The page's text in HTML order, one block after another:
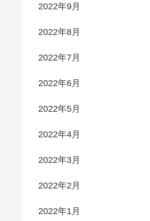
2022年9月
2022年8月
2022年7月
2022年6月
2022年5月
2022年4月
2022年3月
2022年2月
2022年1月